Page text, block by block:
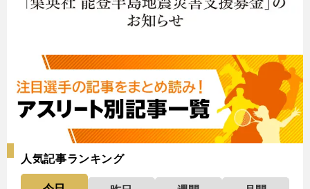
人気記事ランキング